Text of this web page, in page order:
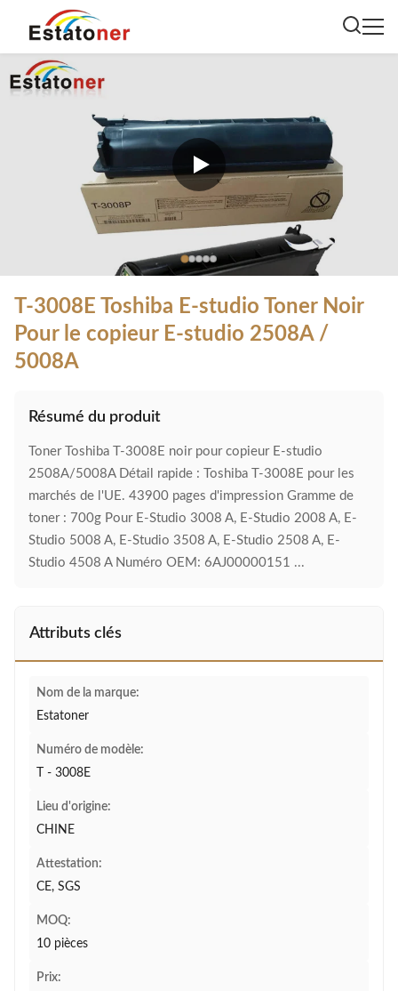
T-3008E Toshiba E-studio Toner Noir
Pour le copieur E-studio 2508A /
5008A
Résumé du produit
Toner Toshiba T-3008E noir pour copieur E-studio
2508A/5008A Détail rapide : Toshiba T-3008E pour les
marchés de l'UE. 43900 pages d'impression Gramme de
toner : 700g Pour E-Studio 3008 A, E-Studio 2008 A, E-
Studio 5008 A, E-Studio 3508 A, E-Studio 2508 A, E-
Studio 4508 A Numéro OEM: 6AJ00000151 ...
Attributs clés
Nom de la marque:
Estatoner
Numéro de modèle:
T - 3008E
Lieu d'origine:
CHINE
Attestation:
CE, SGS
MOQ:
10 pièces
Prix: